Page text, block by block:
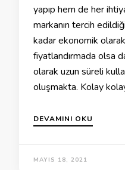
yapıp hem de her
markanın tercih
kadar ekonomik
fiyatlandırmada olsa
olarak uzun süreli
oluşmakta. Kolay
DEVAMINI OKU
MAYIS 18, 2021